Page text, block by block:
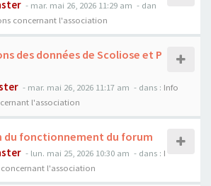
- mar. mai 26, 2026 11:29 am - dan
concernant l'association
des données de Scoliose et P
- mar. mai 26, 2026 11:17 am - dans : Info
l'association
du fonctionnement du forum
- lun. mai 25, 2026 10:30 am - dans : I
l'association